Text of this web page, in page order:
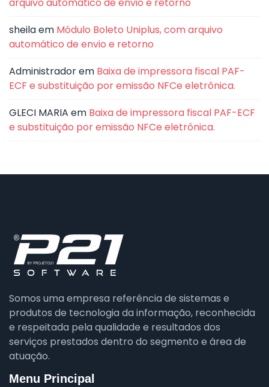
sheilaem Módulo Boleto Uniplus, com arquivo
automático de envio e retorno
Administradorem Baixa de impressora fiscal PAF-
ECF e substituição por emissão NFCe eletrônica.
GLECI MARIA em Baixa de impressora fiscal PAF-ECF
e substituição por emissão NFCe eletrônica.
Somos uma empresa referência de sistemas e
produtos de tecnologia da informação, reconhecida
e respeitada pela qualidade e resultados dos
serviços prestados dentro do segmento e área de
atuação.
Menu Principal